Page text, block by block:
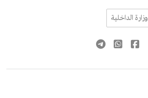
وزارة الداخلية